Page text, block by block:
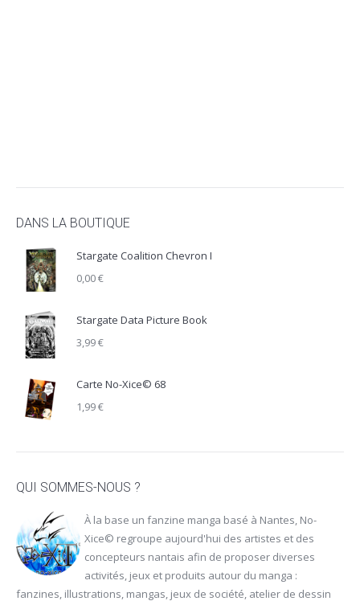
DANS LA BOUTIQUE
Stargate Coalition Chevron I
0,00€
Stargate Data Picture Book
3,99€
Carte No-Xice© 68
1,99€
QUI SOMMES-NOUS ?
À la base un fanzine manga basé à Nantes, No-
Xice© regroupe aujourd'hui des artistes et des
concepteurs nantais afin de proposer diverses
activités, jeux et produits autour du manga :
fanzines, illustrations, mangas, jeux de société, atelier de dessin